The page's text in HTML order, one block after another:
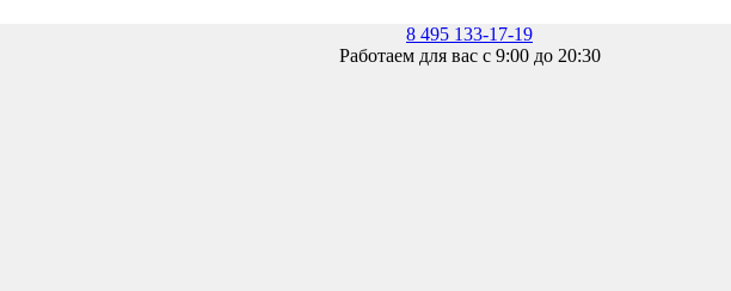
8 495 133-17-19
Работаем для вас с 9:00 до 20:30